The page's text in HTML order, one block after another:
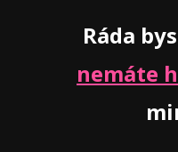
Ráda
nemáte